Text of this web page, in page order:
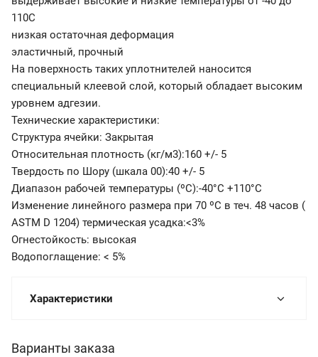
110С
низкая остаточная деформация
эластичный, прочный
На поверхность таких уплотнителей наносится
специальный клеевой слой, который обладает высоким
уровнем адгезии.
Технические характеристики:
Структура ячейки: Закрытая
Относительная плотность (кг/м3):160 +/- 5
Твердость по Шору (шкала 00):40 +/- 5
Диапазон рабочей температуры (ºС):-40°C +110°C
Изменение линейного размера при 70 ºС в теч. 48 часов (
ASTM D 1204) термическая усадка:<3%
Огнестойкость: высокая
Водопоглащение: < 5%
Характеристики
Варианты заказа